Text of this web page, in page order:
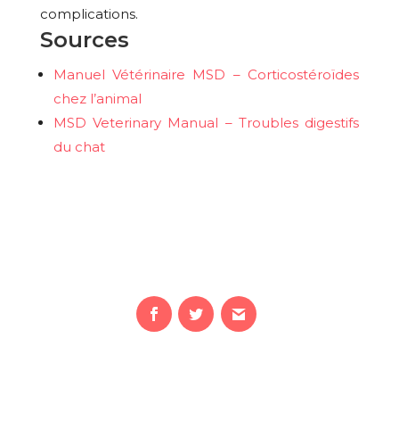
complications.
Sources
Manuel Vétérinaire MSD – Corticostéroïdes
chez l’animal
MSD Veterinary Manual – Troubles digestifs
du chat